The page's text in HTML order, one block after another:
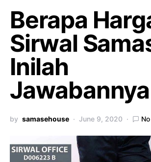
Berapa
Sirwal
Inilah
Jawabannya
by samasehouse June 9, 2020